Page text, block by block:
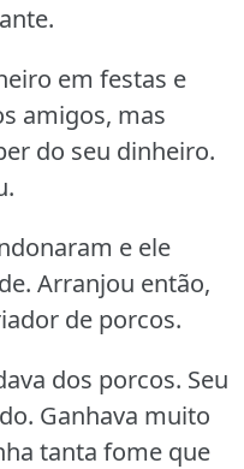
em festas e
amigos, mas
do seu dinheiro.
e ele
Arranjou então,
de porcos.
dos porcos. Seu
Ganhava muito
tanta fome que